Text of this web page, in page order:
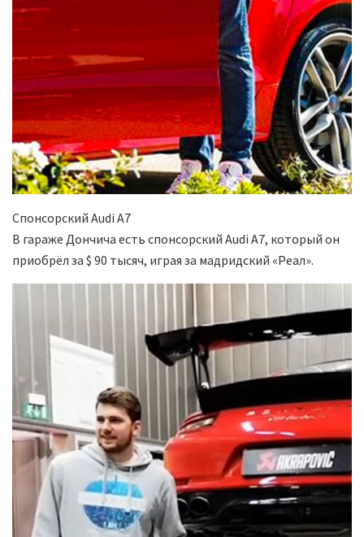
Спонсорский Аudi А7
В гараже Дончича есть спонсорский Audi A7, который он
приобрёл за $ 90 тысяч, играя за мадридский «Реал».